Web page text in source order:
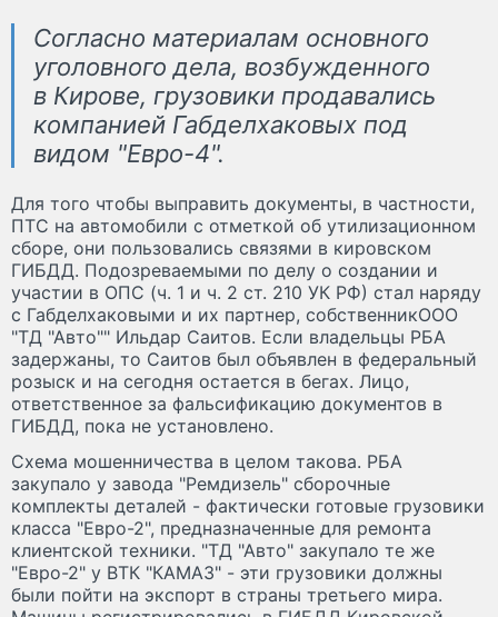
Согласно материалам основного
уголовного дела, возбужденного
в Кирове, грузовики продавались
компанией Габделхаковых под
видом "Евро-4".
Для того чтобы выправить документы, в частности,
ПТС на автомобили с отметкой об утилизационном
сборе, они пользовались связями в кировском
ГИБДД. Подозреваемыми по делу о создании и
участии в ОПС (ч. 1 и ч. 2 ст. 210 УК РФ) стал наряду
с Габделхаковыми и их партнер, собственникООО
"ТД "Авто"" Ильдар Саитов. Если владельцы РБА
задержаны, то Саитов был объявлен в федеральный
розыск и на сегодня остается в бегах. Лицо,
ответственное за фальсификацию документов в
ГИБДД, пока не установлено.
Схема мошенничества в целом такова. РБА
закупало у завода "Ремдизель" сборочные
комплекты деталей - фактически готовые грузовики
класса "Евро-2", предназначенные для ремонта
клиентской техники. "ТД "Авто" закупало те же
"Евро-2" у ВТК "КАМАЗ" - эти грузовики должны
были пойти на экспорт в страны третьего мира.